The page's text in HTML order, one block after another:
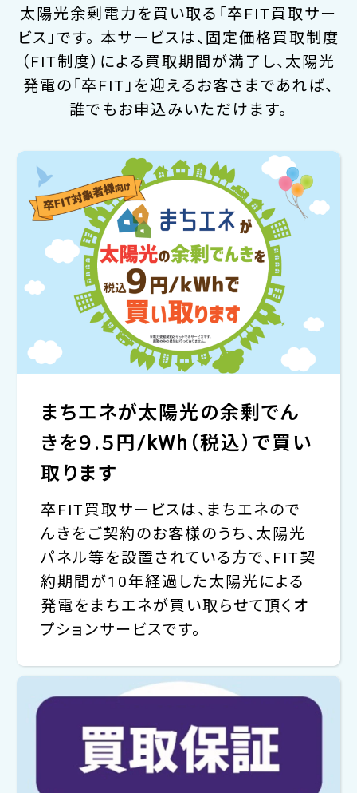
太陽光余剰電力を買い取る「卒FIT買取サー
ビス」です。 本サービスは、固定価格買取制度
（FIT制度）による買取期間が満了し、太陽光
発電の「卒FIT」を迎えるお客さまであれば、
誰でもお申込みいただけます。
まちエネが太陽光の余剰でん
きを９.５円/kWh（税込）で買い
取ります
卒FIT買取サービスは、まちエネので
んきをご契約のお客様のうち、太陽光
パネル等を設置されている方で、FIT契
約期間が10年経過した太陽光による
発電をまちエネが買い取らせて頂くオ
プションサービスです。